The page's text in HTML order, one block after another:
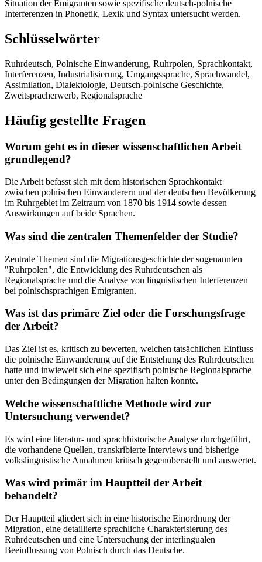
Situation der Emigranten sowie spezifische deutsch-polnische
Interferenzen in Phonetik, Lexik und Syntax untersucht werden.
Schlüsselwörter
Ruhrdeutsch, Polnische Einwanderung, Ruhrpolen, Sprachkontakt,
Interferenzen, Industrialisierung, Umgangssprache, Sprachwandel,
Assimilation, Dialektologie, Deutsch-polnische Geschichte,
Zweitspracherwerb, Regionalsprache
Häufig gestellte Fragen
Worum geht es in dieser wissenschaftlichen Arbeit
grundlegend?
Die Arbeit befasst sich mit dem historischen Sprachkontakt
zwischen polnischen Einwanderern und der deutschen Bevölkerung
im Ruhrgebiet im Zeitraum von 1870 bis 1914 sowie dessen
Auswirkungen auf beide Sprachen.
Was sind die zentralen Themenfelder der Studie?
Zentrale Themen sind die Migrationsgeschichte der sogenannten
"Ruhrpolen", die Entwicklung des Ruhrdeutschen als
Regionalsprache und die Analyse von linguistischen Interferenzen
bei polnischsprachigen Emigranten.
Was ist das primäre Ziel oder die Forschungsfrage
der Arbeit?
Das Ziel ist es, kritisch zu bewerten, welchen tatsächlichen Einfluss
die polnische Einwanderung auf die Entstehung des Ruhrdeutschen
hatte und inwieweit sich eine spezifisch polnische Regionalsprache
unter den Bedingungen der Migration halten konnte.
Welche wissenschaftliche Methode wird zur
Untersuchung verwendet?
Es wird eine literatur- und sprachhistorische Analyse durchgeführt,
die vorhandene Quellen, transkribierte Interviews und bisherige
volkslinguistische Annahmen kritisch gegenüberstellt und auswertet.
Was wird primär im Hauptteil der Arbeit
behandelt?
Der Hauptteil gliedert sich in eine historische Einordnung der
Migration, eine detaillierte sprachliche Charakterisierung des
Ruhrdeutschen und eine Untersuchung der interlingualen
Beeinflussung von Polnisch durch das Deutsche.